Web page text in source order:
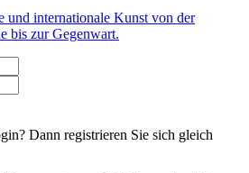
und internationale Kunst von der
bis zur Gegenwart.
Dann registrieren Sie sich gleich